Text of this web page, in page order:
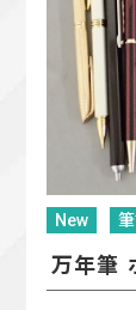
New
万年筆